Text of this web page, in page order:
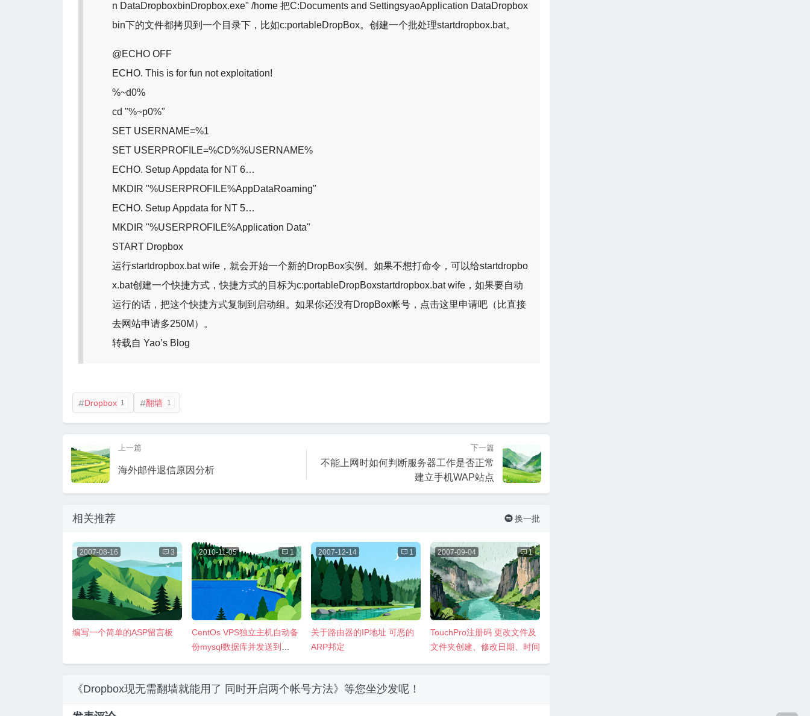
n DataDropboxbinDropbox.exe" /home 把C:Documents and SettingsyaoApplication DataDropbox
bin下的文件都拷贝到一个目录下，比如c:portableDropBox。创建一个批处理startdropbox.bat。
@ECHO OFF
ECHO. This is for fun not exploitation!
%~d0%
cd "%~p0%"
SET USERNAME=%1
SET USERPROFILE=%CD%%USERNAME%
ECHO. Setup Appdata for NT 6…
MKDIR "%USERPROFILE%AppDataRoaming"
ECHO. Setup Appdata for NT 5…
MKDIR "%USERPROFILE%Application Data"
START Dropbox
运行startdropbox.bat wife，就会开始一个新的DropBox实例。如果不想打命令，可以给startdropbo
x.bat创建一个快捷方式，快捷方式的目标为c:portableDropBoxstartdropbox.bat wife，如果要自动
运行的话，把这个快捷方式复制到启动组。如果你还没有DropBox帐号，点击这里申请吧（比直接
去网站申请多250M）。
转载自 Yao’s Blog
Dropbox 1 翻墙 1
上一篇
海外邮件退信原因分析
下一篇
不能上网时如何判断服务器工作是否正常
建立手机WAP站点
相关推荐  换一批
2007-08-16  3
编写一个简单的ASP留言板
2010-11-05  1
CentOs VPS独立主机自动备
份mysql数据库并发送到
2007-12-14  1
关于路由器的IP地址 可恶的
ARP邦定
2007-09-04  1
TouchPro注册码 更改文件及
文件夹创建、修改日期、时间
《Dropbox现无需翻墙就能用了 同时开启两个帐号方法》 等您坐沙发呢！